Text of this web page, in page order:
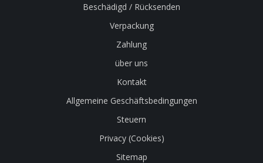
Beschädigd / Rücksenden
Verpackung
Zahlung
über uns
Kontakt
Allgemeine Geschäftsbedingungen
Steuern
Privacy (Cookies)
Sitemap